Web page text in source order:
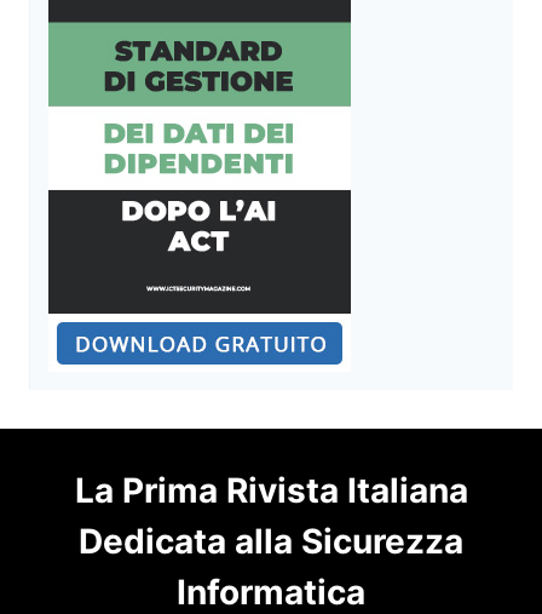
La Prima Rivista Italiana
Dedicata alla Sicurezza
Informatica